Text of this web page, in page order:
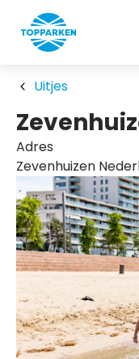
Uitjes
Adres
Zevenhuizen